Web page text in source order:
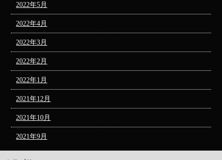
2022年5月
2022年4月
2022年3月
2022年2月
2022年1月
2021年12月
2021年10月
2021年9月